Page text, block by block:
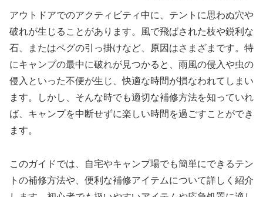
アウトドアでのアクティビティ中に、テントに思わぬ穴や
破れが生じることがあります。風で飛ばされた枝や鋭利な
石、またはペグの引っ掛けなど、原因はさまざまです。特
にキャンプの最中に破れが見つかると、雨風の侵入や虫の
侵入といった不便が生じ、快適な時間が損なわれてしまい
ます。しかし、そんな時でも適切な補修方法を知っていれ
ば、キャンプを中断せずに楽しい時間を過ごすことができ
ます。
このガイドでは、自宅やキャンプ場でも簡単にできるテン
トの補修方法や、便利な補修アイテムについて詳しく紹介